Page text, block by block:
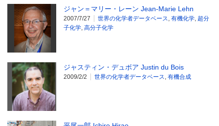
ジャン＝マリー・レーン Jean-Marie Lehn
2007/7/27 世界の化学者データベース, 有機化学, 超分
子化学, 高分子化学
ジャスティン・デュボア Justin du Bois
2009/2/2 世界の化学者データベース, 有機合成